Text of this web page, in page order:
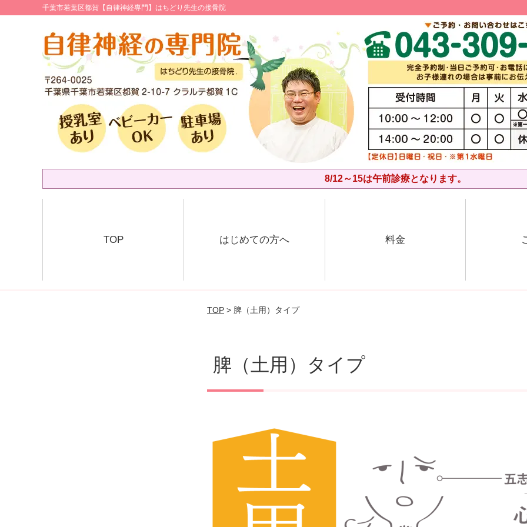
千葉市若葉区都賀【自律神経専門】はちどり先生の接骨院
8/12～15は午前診療となります。
TOP はじめての方へ
ラム
料金
TOP > 脾（土用）タイプ
脾（土用）タイプ